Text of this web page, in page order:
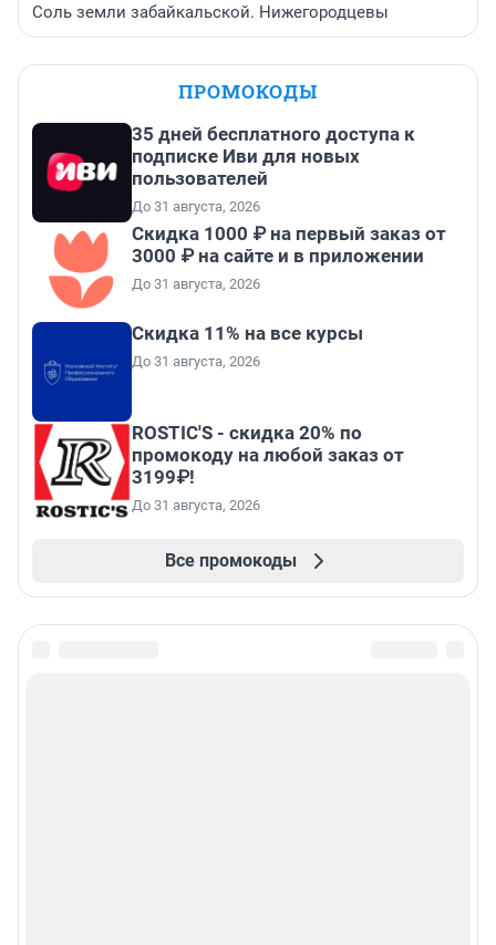
Соль земли забайкальской. Нижегородцевы
ПРОМОКОДЫ
35 дней бесплатного доступа к
подписке Иви для новых
пользователей
До 31 августа, 2026
Скидка 1000 ₽ на первый заказ от
3000 ₽ на сайте и в приложении
До 31 августа, 2026
Скидка 11% на все курсы
До 31 августа, 2026
ROSTIC'S - скидка 20% по
промокоду на любой заказ от
3199₽!
До 31 августа, 2026
Все промокоды